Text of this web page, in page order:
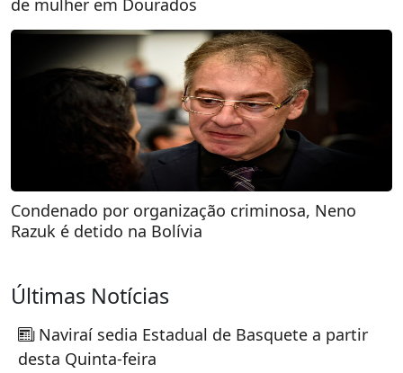
Condenado por organização criminosa, Neno
Razuk é detido na Bolívia
Últimas Notícias
Naviraí sedia Estadual de Basquete a partir
desta Quinta-feira